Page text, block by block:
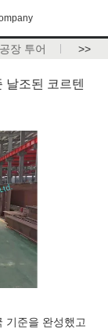
공장 투어 >>
날조된 코르텐
기준을 완성했고